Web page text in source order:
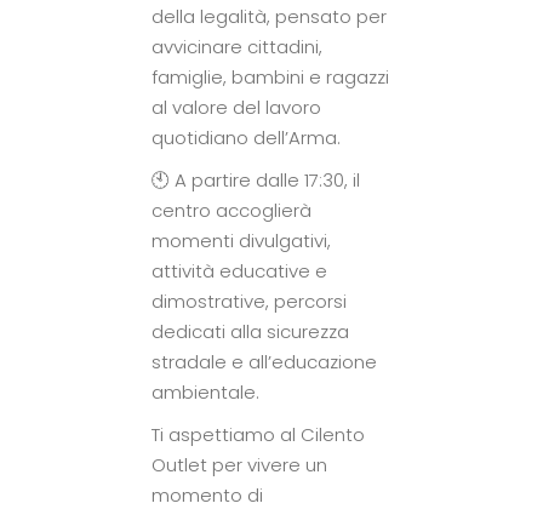
della legalità, pensato per
avvicinare cittadini,
famiglie, bambini e ragazzi
al valore del lavoro
quotidiano dell’Arma.
🕙 A partire dalle 17:30, il
centro accoglierà
momenti divulgativi,
attività educative e
dimostrative, percorsi
dedicati alla sicurezza
stradale e all’educazione
ambientale.
Ti aspettiamo al Cilento
Outlet per vivere un
momento di